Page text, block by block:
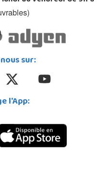
sur:
l'App: